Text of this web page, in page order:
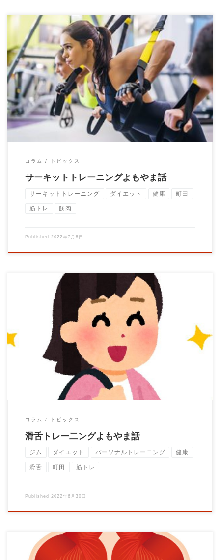
サーキットトレーニングとは1種類のエクササイズだけを行うの
ではなく、数種類のエクササイズを組合わせて […]
コラム トピックス
サーキットトレーニングよもやま話
サーキットトレーニング ダイエット 健康 町田
筋トレ 筋肉
Published 2022年7月8日
滑舌が悪いと言われている人は、滑舌トレーニングを行って少し
でも滑舌が良くなるように毎日努力する必要が […]
コラム トピックス
滑舌トレー二ングよもやま話
ジム ダイエット パーソナルトレーニング 健康
滑舌 町田 筋トレ
Published 2022年6月30日